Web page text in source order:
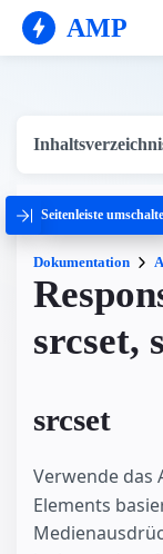
AMP
Seitenleiste
Dokumentation
srcset,
srcset
Verwende das
Elements